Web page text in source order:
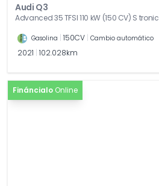
Audi Q3
Advanced 35 TFSI 110 kW (150 CV) S tronic
Gasolina 150CV Cambio automático
2021 102.028km
Fináncialo Online